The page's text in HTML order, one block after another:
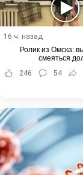
16 ч. назад
Ролик из Омска:
смеяться
246
54